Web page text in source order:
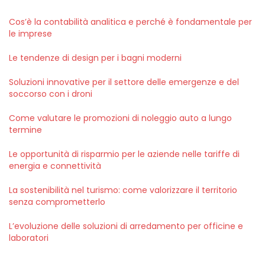
Cos’è la contabilità analitica e perché è fondamentale per
le imprese
Le tendenze di design per i bagni moderni
Soluzioni innovative per il settore delle emergenze e del
soccorso con i droni
Come valutare le promozioni di noleggio auto a lungo
termine
Le opportunità di risparmio per le aziende nelle tariffe di
energia e connettività
La sostenibilità nel turismo: come valorizzare il territorio
senza comprometterlo
L’evoluzione delle soluzioni di arredamento per officine e
laboratori